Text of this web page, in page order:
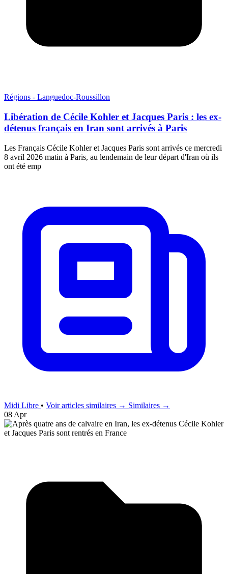
Régions - Languedoc-Roussillon
Libération de Cécile Kohler et Jacques Paris : les ex-
détenus français en Iran sont arrivés à Paris
Les Français Cécile Kohler et Jacques Paris sont arrivés ce mercredi
8 avril 2026 matin à Paris, au lendemain de leur départ d'Iran où ils
ont été emp
Midi Libre • Voir articles similaires → Similaires →
08 Apr